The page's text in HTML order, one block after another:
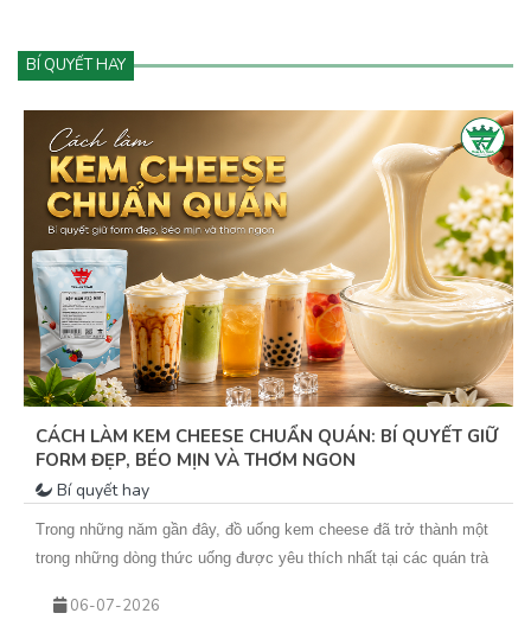
BÍ QUYẾT HAY
CÁCH LÀM KEM CHEESE CHUẨN QUÁN: BÍ QUYẾT GIỮ
FORM ĐẸP, BÉO MỊN VÀ THƠM NGON
Bí quyết hay
Trong những năm gần đây, đồ uống kem cheese đã trở thành một
trong những dòng thức uống được yêu thích nhất tại các quán trà
cheese đến cà phê kem cheese hay matcha kem cheese, tất cả
06-07-2026